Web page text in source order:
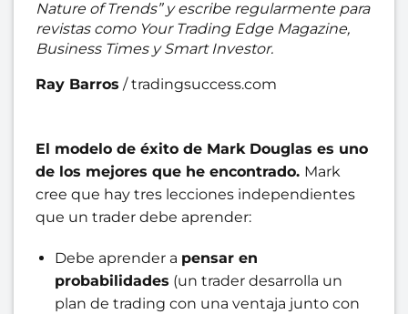
Nature of Trends” y escribe regularmente para
revistas como Your Trading Edge Magazine,
Business Times y Smart Investor.
Ray Barros /tradingsuccess.com
El modelo de éxito de Mark Douglas es uno
de los mejores que he encontrado. Mark
cree que hay tres lecciones independientes
que un trader debe aprender:
Debe aprender a pensar en
probabilidades (un trader desarrolla un
plan de trading con una ventaja junto con